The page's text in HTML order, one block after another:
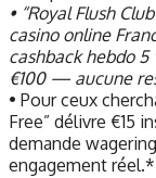
• “Royal Flush
casino online
cashback hebdo
€100 — aucune
• Pour ceux
Free” délivre €15
demande
engagement réel.*